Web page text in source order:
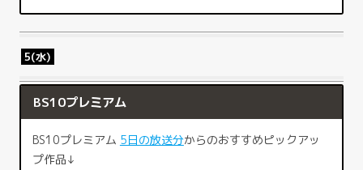
5(水)
BS10プレミアム
BS10プレミアム 5日の放送分からのおすすめピックアッ
プ作品↓